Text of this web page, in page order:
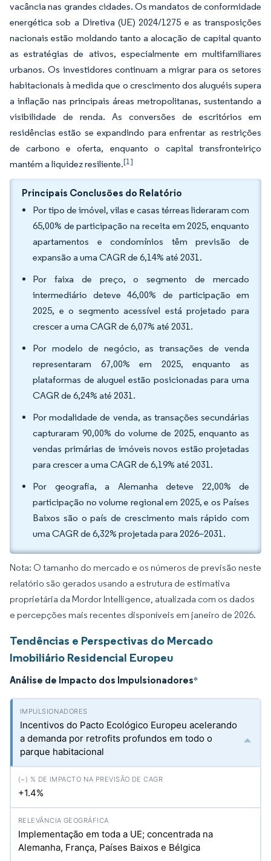
vacância nas grandes cidades. Os mandatos de conformidade
energética sob a Diretiva (UE) 2024/1275 e as transposições
nacionais estão moldando tanto a alocação de capital quanto
as estratégias de ativos, especialmente em multifamiliares
urbanos. Os investidores continuam a migrar para os setores
habitacionais à medida que o crescimento dos aluguéis supera
a inflação nas principais áreas metropolitanas, sustentando a
visibilidade de renda. As conversões de escritórios em
residências estão se expandindo para enfrentar as restrições
de carbono e oferta, enquanto o capital transfronteiriço
mantém a liquidez resiliente.[1]
Principais Conclusões do Relatório
Por tipo de imóvel, vilas e casas térreas lideraram com
65,00% de participação na receita em 2025, enquanto
apartamentos e condomínios têm previsão de
expansão a uma CAGR de 6,14% até 2031.
Por faixa de preço, o segmento de mercado
intermediário deteve 46,00% de participação em
2025, e o segmento acessível está projetado para
crescer a uma CAGR de 6,07% até 2031.
Por modelo de negócio, as transações de venda
representaram 67,00% em 2025, enquanto as
plataformas de aluguel estão posicionadas para uma
CAGR de 6,24% até 2031.
Por modalidade de venda, as transações secundárias
capturaram 90,00% do volume de 2025, enquanto as
vendas primárias de imóveis novos estão projetadas
para crescer a uma CAGR de 6,19% até 2031.
Por geografia, a Alemanha deteve 22,00% de
participação no volume regional em 2025, e os Países
Baixos são o país de crescimento mais rápido com
uma CAGR de 6,32% projetada para 2026–2031.
Nota: O tamanho do mercado e os números de previsão neste
relatório são gerados usando a estrutura de estimativa
proprietária da Mordor Intelligence, atualizada com os dados
e percepções mais recentes disponíveis em janeiro de 2026.
Tendências e Perspectivas do Mercado
Imobiliário Residencial Europeu
Análise de Impacto dos Impulsionadores*
Incentivos do Pacto Ecológico Europeu acelerando
a demanda por retrofits profundos em todo o
parque habitacional
+1.4%
Implementação em toda a UE; concentrada na
Alemanha, França, Países Baixos e Bélgica